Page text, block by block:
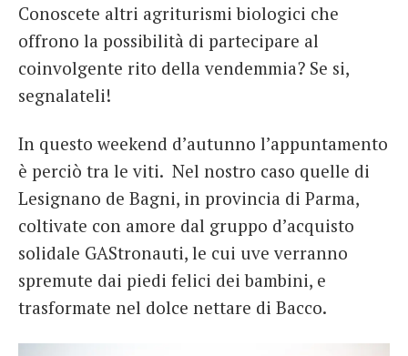
Conoscete altri agriturismi biologici che
offrono la possibilità di partecipare al
coinvolgente rito della vendemmia? Se si,
segnalateli!
In questo weekend d’autunno l’appuntamento
è perciò tra le viti. Nel nostro caso quelle di
Lesignano de Bagni, in provincia di Parma,
coltivate con amore dal gruppo d’acquisto
solidale GAStronauti, le cui uve verranno
spremute dai piedi felici dei bambini, e
trasformate nel dolce nettare di Bacco.